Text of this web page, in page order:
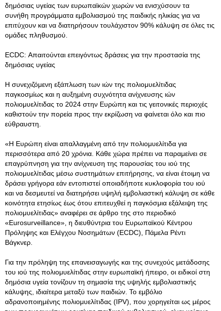
δημόσιας υγείας των ευρωπαϊκών χωρών να ενισχύσουν τα
συνήθη προγράμματα εμβολιασμού της παιδικής ηλικίας για να
επιτύχουν και να διατηρήσουν τουλάχιστον 90% κάλυψη σε όλες τις
ομάδες πληθυσμού.
ECDC: Απαιτούνται επειγόντως δράσεις για την προστασία της
δημόσιας υγείας
Η συνεχιζόμενη εξάπλωση των ιών της πολιομυελίτιδας
παγκοσμίως και η αυξημένη συχνότητα ανίχνευσης ιών
πολιομυελίτιδας το 2024 στην Ευρώπη και τις γειτονικές περιοχές
καθιστούν την πορεία προς την εκρίζωση να φαίνεται όλο και πιο
εύθραυστη.
«Η Ευρώπη είναι απαλλαγμένη από την πολιομυελίτιδα για
περισσότερα από 20 χρόνια. Κάθε χώρα πρέπει να παραμείνει σε
επαγρύπνηση για την ανίχνευση της παρουσίας του ιού της
πολιομυελίτιδας μέσω συστημάτων επιτήρησης, να είναι έτοιμη να
δράσει γρήγορα εάν εντοπιστεί οποιαδήποτε κυκλοφορία του ιού
και να δεσμευτεί να διατηρήσει υψηλή εμβολιαστική κάλυψη σε κάθε
κοινότητα ετησίως έως ότου επιτευχθεί η παγκόσμια εξάλειψη της
πολιομυελίτιδας» αναφέρει σε άρθρο της στο περιοδικό
«Eurosurveillance», η διευθύντρια του Ευρωπαϊκού Κέντρου
Πρόληψης και Ελέγχου Νοσημάτων (ECDC), Πάμελα Ρέντι
Βάγκνερ.
Για την πρόληψη της επανεισαγωγής και της συνεχούς μετάδοσης
του ιού της πολιομυελίτιδας στην ευρωπαϊκή ήπειρο, οι ειδικοί στη
δημόσια υγεία τονίζουν τη σημασία της υψηλής εμβολιαστικής
κάλυψης, ιδιαίτερα μεταξύ των παιδιών. Το εμβόλιο
αδρανοποιημένης πολιομυελίτιδας (IPV), που χορηγείται ως μέρος